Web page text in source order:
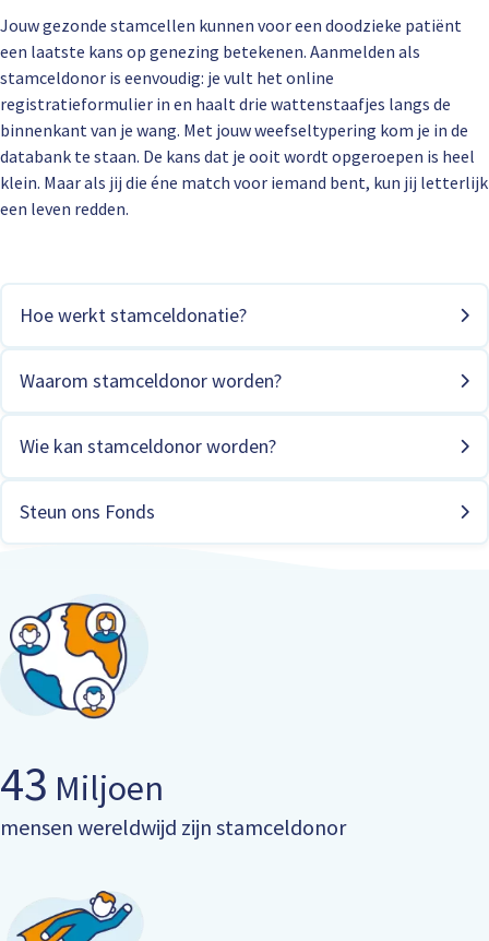
Jouw gezonde stamcellen kunnen voor een doodzieke patiënt
een laatste kans op genezing betekenen. Aanmelden als
stamceldonor is eenvoudig: je vult het online
registratieformulier in en haalt drie wattenstaafjes langs de
binnenkant van je wang. Met jouw weefseltypering kom je in de
databank te staan. De kans dat je ooit wordt opgeroepen is heel
klein. Maar als jij die éne match voor iemand bent, kun jij letterlijk
een leven redden.
Hoe werkt stamceldonatie?
Waarom stamceldonor worden?
Wie kan stamceldonor worden?
Steun ons Fonds
43 Miljoen
mensen wereldwijd zijn stamceldonor